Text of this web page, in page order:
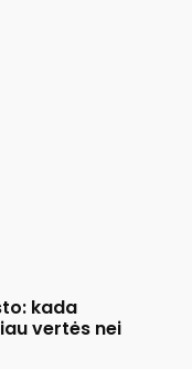
kada
vertės nei